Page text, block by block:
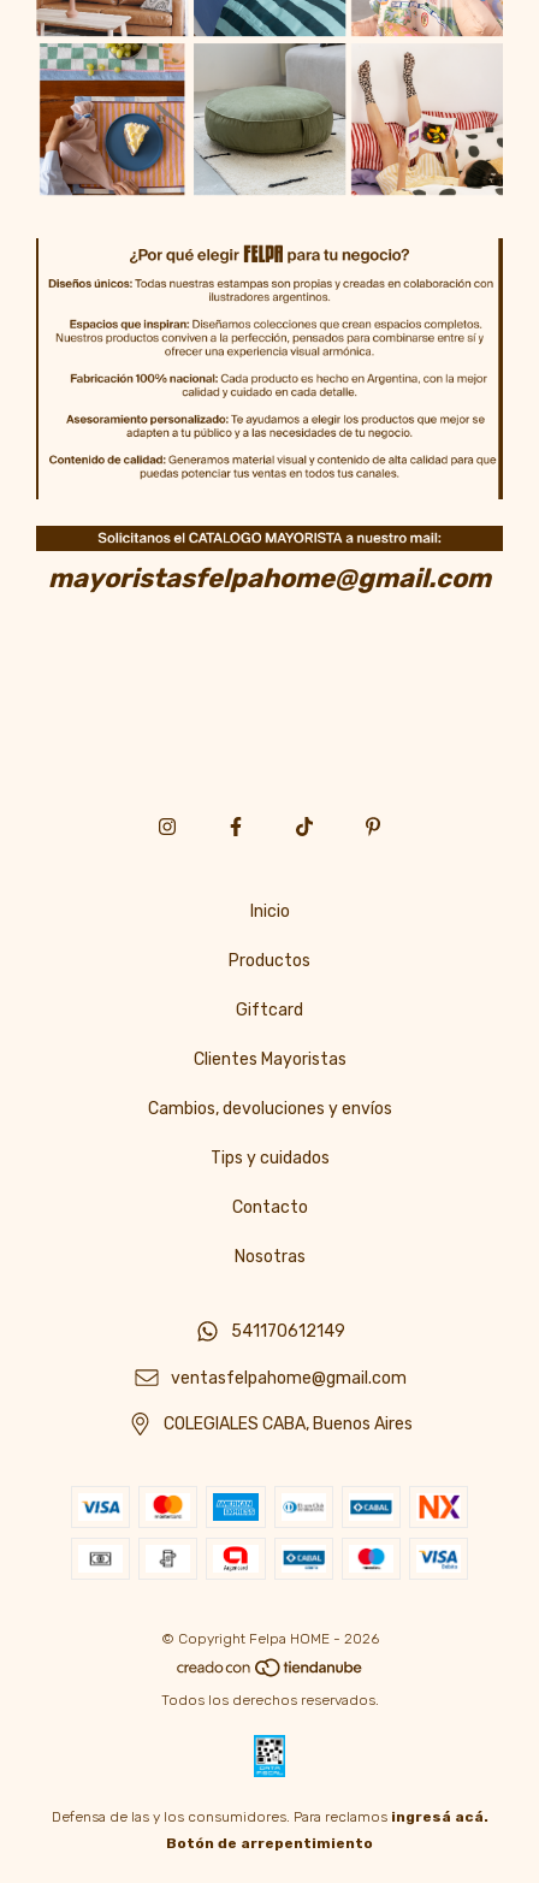
mayoristasfelpahome@gmail.com
Inicio
Productos
Giftcard
Clientes Mayoristas
Cambios, devoluciones y envíos
Tips y cuidados
Contacto
Nosotras
541170612149
ventasfelpahome@gmail.com
COLEGIALES CABA, Buenos Aires
© Copyright Felpa HOME - 2026
Todos los derechos reservados.
Defensa de las y los consumidores. Para reclamos ingresá acá.
Botón de arrepentimiento